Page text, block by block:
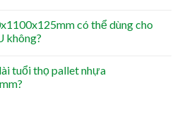
có thể dùng cho
không?
tuổi thọ pallet nhựa